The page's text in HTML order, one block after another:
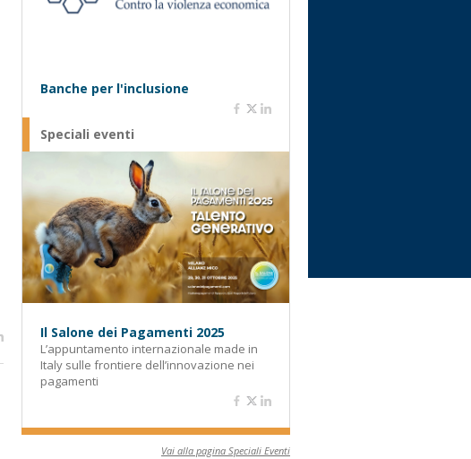
Banche per l'inclusione
Speciali eventi
Il Salone dei Pagamenti 2025
L’appuntamento internazionale made in
Italy sulle frontiere dell’innovazione nei
pagamenti
Vai alla pagina Speciali Eventi